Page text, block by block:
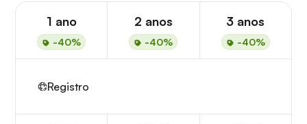
1 ano
-40%
2 anos
-40%
3 anos
-40%
Registro